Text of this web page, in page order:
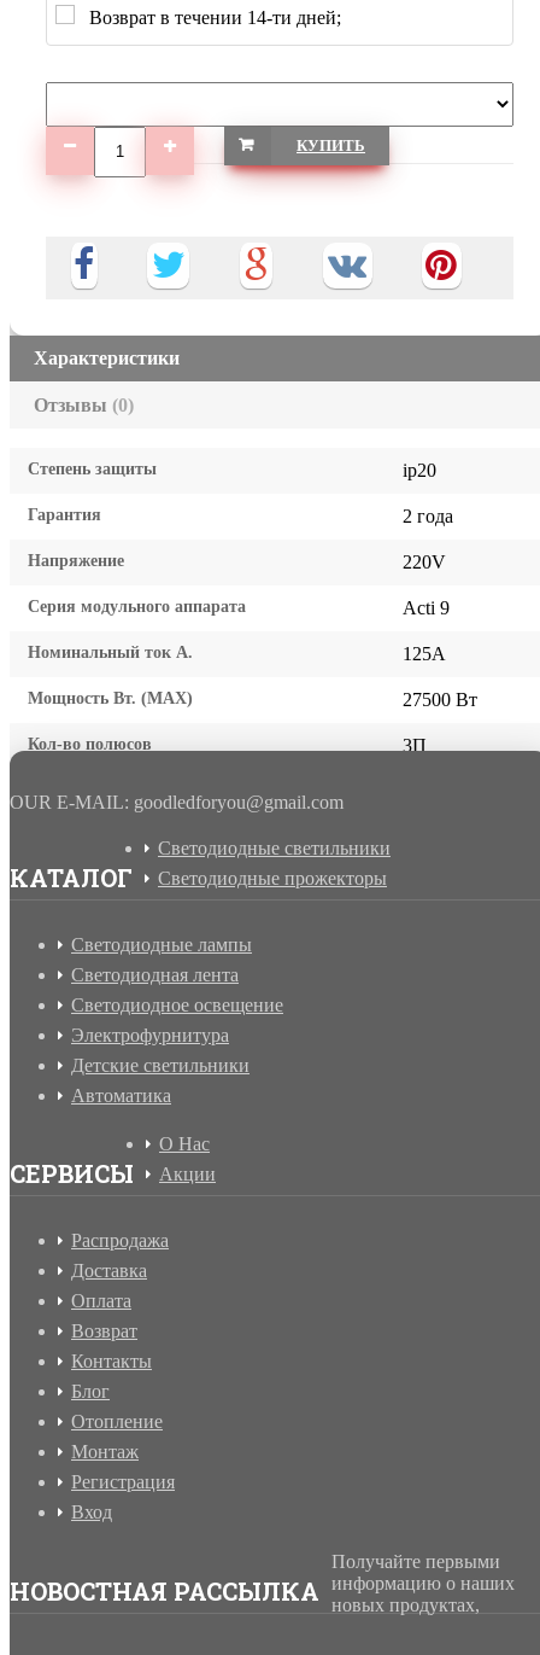
Возврат в течении 14-ти дней;
КУПИТЬ
Характеристики
Отзывы (0)
Степень защиты ip20
Гарантия 2 года
Напряжение 220V
Серия модульного аппарата Acti 9
Номинальный ток А. 125A
Мощность Вт. (МАХ) 27500 Вт
Кол-во полюсов 3П
OUR E-MAIL: goodledforyou@gmail.cоm
КАТАЛОГ
Светодиодные светильники
Светодиодные прожекторы
Светодиодные лампы
Светодиодная лента
Светодиодное освещение
Электрофурнитура
Детские светильники
Автоматика
СЕРВИСЫ
О Нас
Акции
Распродажа
Доставка
Оплата
Возврат
Контакты
Блог
Отопление
Монтаж
Регистрация
Вход
НОВОСТНАЯ РАССЫЛКА
Получайте первыми
информацию о наших
новых продуктах,